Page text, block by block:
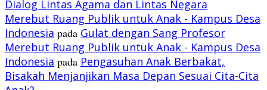
Dialog Lintas Agama dan Lintas Negara
Merebut Ruang Publik untuk Anak - Kampus Desa
Indonesia pada Gulat dengan Sang Profesor
Merebut Ruang Publik untuk Anak - Kampus Desa
Indonesia pada Pengasuhan Anak Berbakat,
Bisakah Menjanjikan Masa Depan Sesuai Cita-Cita